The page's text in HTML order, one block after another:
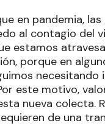
en pandemia,
al contagio del
estamos
porque en
este motivo,
nueva colecta.
de una